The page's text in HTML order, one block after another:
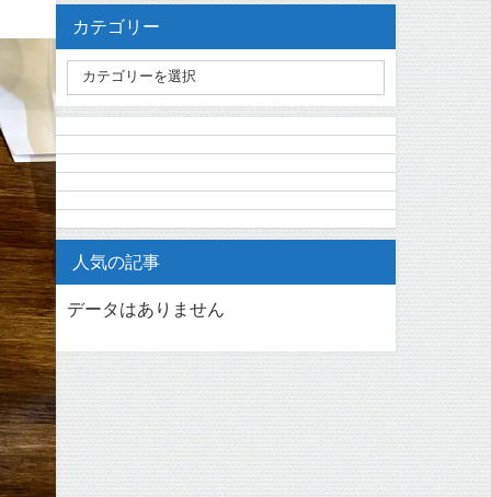
カテゴリー
人気の記事
データはありません